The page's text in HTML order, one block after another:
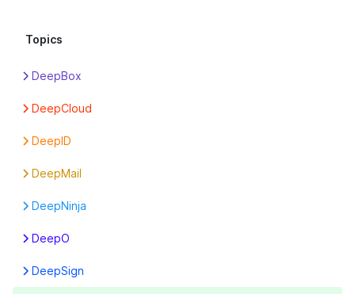
Topics
DeepBox
DeepPortal
Erste Schritte
DeepCloud
Boxen
Erste Schritte
Organisationsdaten
Preise
DeepID
DeepMail
DeepNinja
DeepO
DeepFlow
DeepSign